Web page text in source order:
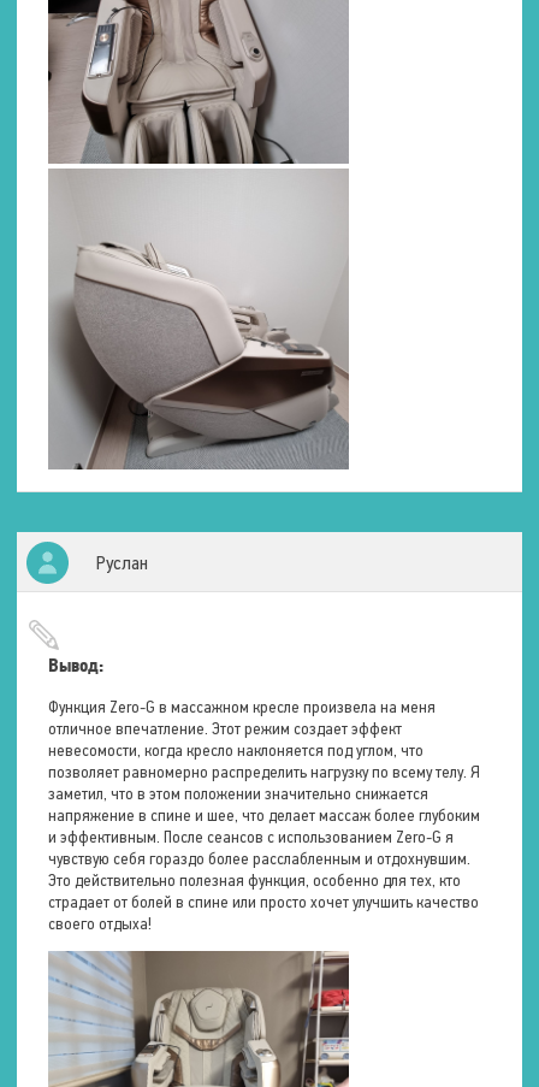
4D-массаж
Zero-G (Нулевая
гравитация)
2 положения
Вытяжка
Спина
Количество воздушных
подушек
Air Cross
Air Twist
Техники массажа
Волнообразная
Массаж
Воздушно-компрессионный
Ударный
Плечи
Руки
Спина
Талия
Поясница
Ягодицы
Бёдра
Икры
Стопы
Количество ручных
программ
Мультимедия
Пульт управления
Проводной
Беспроводной
Руслан
Вывод:
Функция Zero-G в массажном кресле произвела на меня
отличное впечатление. Этот режим создает эффект
невесомости, когда кресло наклоняется под углом, что
позволяет равномерно распределить нагрузку по всему телу. Я
заметил, что в этом положении значительно снижается
напряжение в спине и шее, что делает массаж более глубоким
и эффективным. После сеансов с использованием Zero-G я
чувствую себя гораздо более расслабленным и отдохнувшим.
Это действительно полезная функция, особенно для тех, кто
страдает от болей в спине или просто хочет улучшить качество
своего отдыха!